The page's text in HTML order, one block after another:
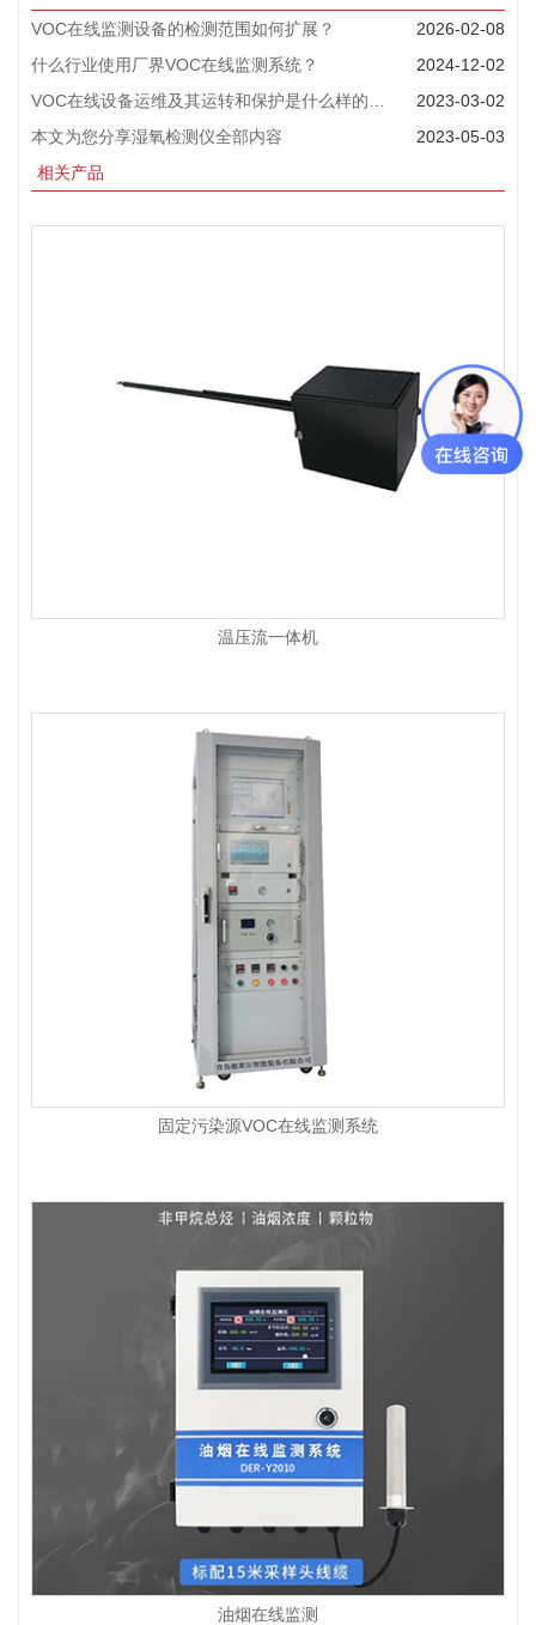
VOC在线监测设备的检测范围如何扩展？
2026-02-08
什么行业使用厂界VOC在线监测系统？
2024-12-02
2023-03-02
本文为您分享湿氧检测仪全部内容
2023-05-03
相关产品
温压流一体机
固定污染源VOC在线监测系统
油烟在线监测